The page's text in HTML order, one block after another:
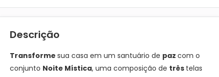
Descrição
Transforme sua casa em um santuário de paz com o
conjunto Noite Mística, uma composição de três telas